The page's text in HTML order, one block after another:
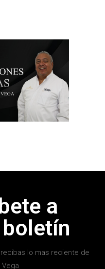
a
lo mas reciente de
Vega